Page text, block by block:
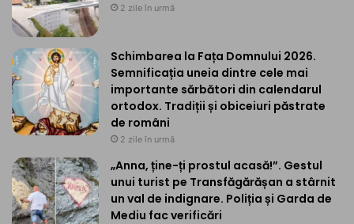
2 zile în urmă
Schimbarea la Fața Domnului 2026.
Semnificația uneia dintre cele mai
importante sărbători din calendarul
ortodox. Tradiții și obiceiuri păstrate
de români
2 zile în urmă
„Anna, ține-ți prostul acasă!”. Gestul
unui turist pe Transfăgărășan a stârnit
un val de indignare. Poliția și Garda de
Mediu fac verificări